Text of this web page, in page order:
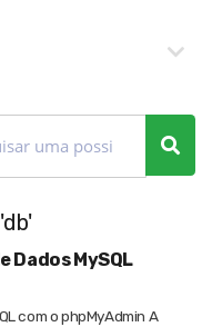
Dados MySQL
com o phpMyAdmin A